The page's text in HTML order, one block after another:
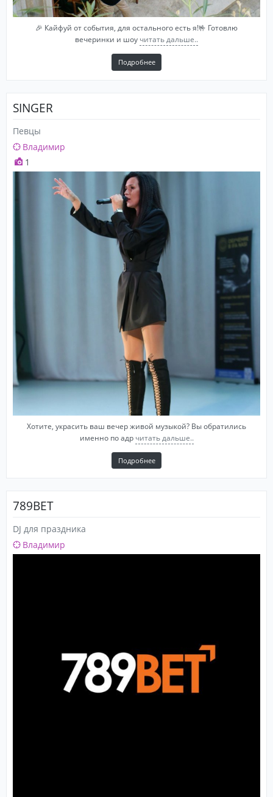
🎉 Кайфуй от события, для остального есть я!🤟 Готовлю
вечеринки и шоу читать дальше..
Подробнее
SINGER
Певцы
Владимир
1
Хотите, украсить ваш вечер живой музыкой? Вы обратились
именно по адр читать дальше..
Подробнее
789BET
DJ для праздника
Владимир